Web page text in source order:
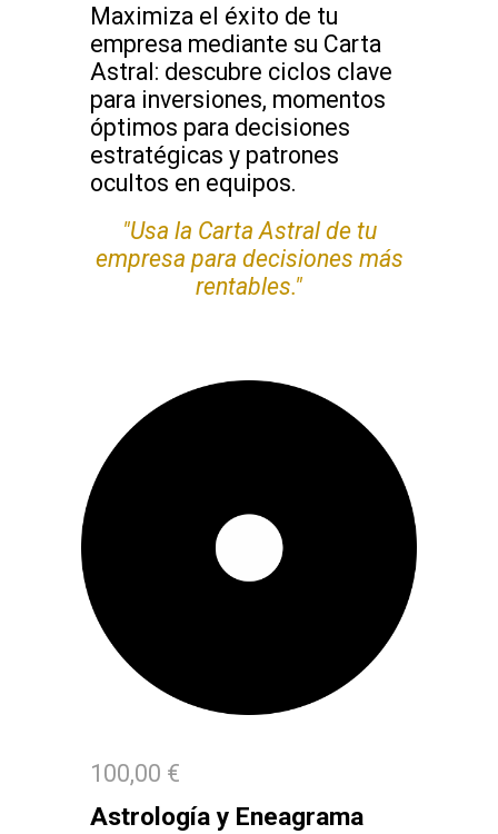
Maximiza el éxito de tu
empresa mediante su Carta
Astral: descubre ciclos clave
para inversiones, momentos
óptimos para decisiones
estratégicas y patrones
ocultos en equipos.
"Usa la Carta Astral de tu
empresa para decisiones más
rentables."
100,00 €
Astrología y Eneagrama